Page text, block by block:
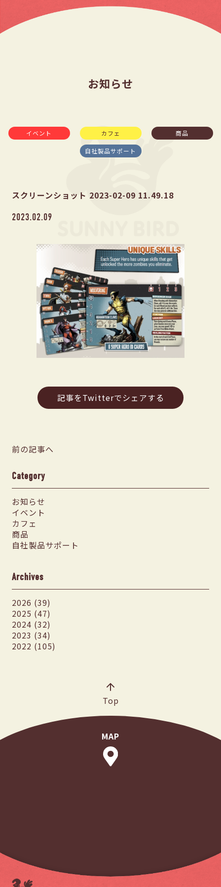
お知らせ
イベント カフェ 商品
自社製品サポート
スクリーンショット 2023-02-09 11.49.18
2023.02.09
記事をTwitterでシェアする
前の記事へ
Category
お知らせ
イベント
カフェ
商品
自社製品サポート
Archives
2026 (39)
2025 (47)
2024 (32)
2023 (34)
2022 (105)
Top
MAP